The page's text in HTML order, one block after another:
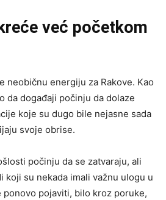
već početkom
neobičnu energiju za Rakove. Kao
da događaji počinju da dolaze
koje su dugo bile nejasne sada
svoje obrise.
počinju da se zatvaraju, ali
koji su nekada imali važnu ulogu u
ponovo pojaviti, bilo kroz poruke,